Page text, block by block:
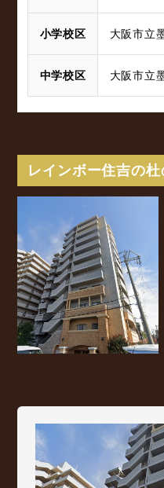
小学校区 大阪市立
中学校区 大阪市立
レインボー住吉の